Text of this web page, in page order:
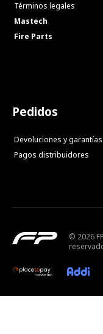
Términos legales
Mastech
Fire Parts
Pedidos
Devoluciones y garantías
Pagos distribuidores
© 2026